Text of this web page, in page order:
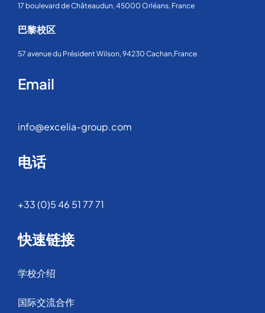
17 boulevard de Châteaudun, 45000 Orléans, France
巴黎校区
57 avenue du Président Wilson, 94230 Cachan,France
Email
info@excelia-group.com
电话
+33 (0)5 46 51 77 71
快速链接
学校介绍
国际交流合作